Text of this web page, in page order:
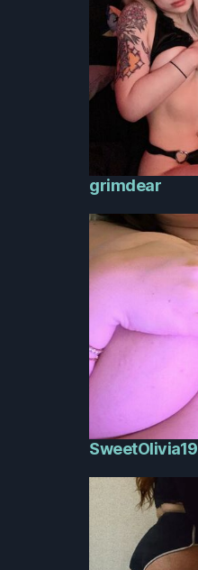
grimdear
SweetOlivia19